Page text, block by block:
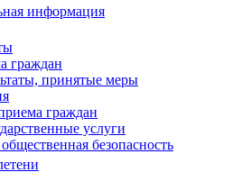
информация
граждан
принятые меры
граждан
услуги
безопасность